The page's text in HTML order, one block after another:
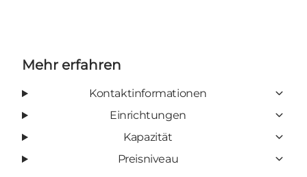
Mehr erfahren
Kontaktinformationen
Einrichtungen
Kapazität
Preisniveau